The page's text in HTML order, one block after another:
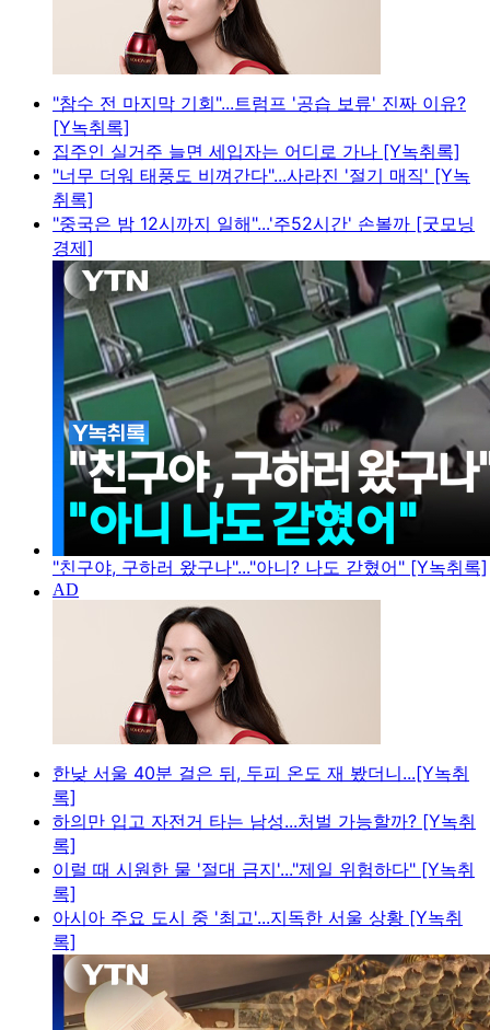
"참수 전 마지막 기회"...트럼프 '공습 보류' 진짜 이유?
[Y녹취록]
집주인 실거주 늘면 세입자는 어디로 가나 [Y녹취록]
"너무 더워 태풍도 비껴간다"...사라진 '절기 매직' [Y녹
취록]
"중국은 밤 12시까지 일해"...'주52시간' 손볼까 [굿모닝
경제]
"친구야, 구하러 왔구나"..."아니? 나도 갇혔어" [Y녹취록]
한낮 서울 40분 걸은 뒤, 두피 온도 재 봤더니...[Y녹취
록]
하의만 입고 자전거 타는 남성...처벌 가능할까? [Y녹취
록]
이럴 때 시원한 물 '절대 금지'..."제일 위험하다" [Y녹취
록]
아시아 주요 도시 중 '최고'...지독한 서울 상황 [Y녹취
록]